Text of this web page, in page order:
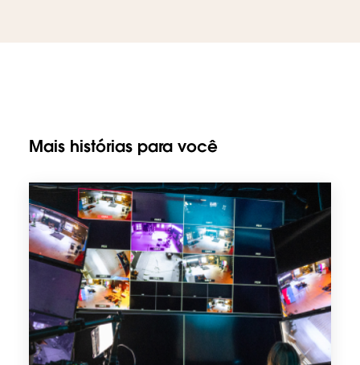
Mais histórias para você